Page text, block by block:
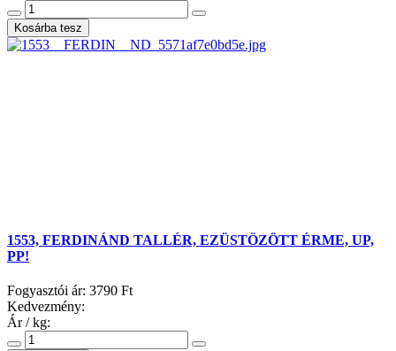
1553, FERDINÁND TALLÉR, EZÜSTÖZÖTT ÉRME, UP,
PP!
Fogyasztói ár: 3790 Ft
Kedvezmény:
Ár / kg: